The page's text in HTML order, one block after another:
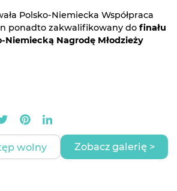
Polsko-Niemiecka Współpraca
ponadto zakwalifikowany do finału
Nagrodę Młodzieży
wolny Zobacz galerię >